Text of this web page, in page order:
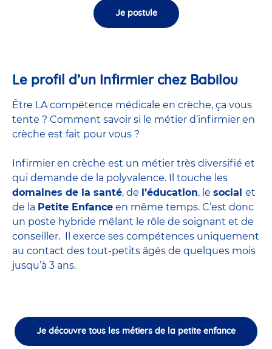
Je postule
Le profil d’un Infirmier chez Babilou
Être LA compétence médicale en crèche, ça vous
tente ? Comment savoir si le métier d’infirmier en
crèche est fait pour vous ?
Infirmier en crèche est un métier très diversifié et
qui demande de la polyvalence. Il touche les
domaines de la santé, de l’éducation, le social et
de la Petite Enfance en même temps. C’est donc
un poste hybride mêlant le rôle de soignant et de
conseiller. Il exerce ses compétences uniquement
au contact des tout-petits âgés de quelques mois
jusqu’à 3 ans.
Je découvre tous les métiers de la petite enfance